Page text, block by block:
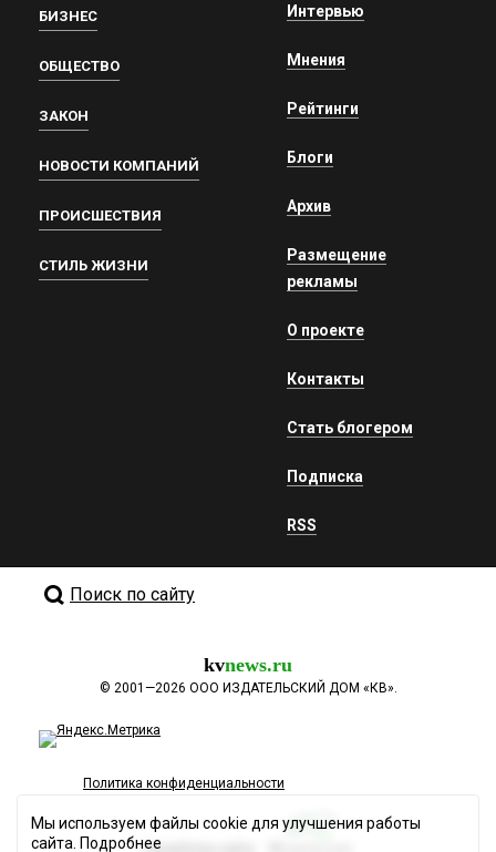
БИЗНЕС
ОБЩЕСТВО
ЗАКОН
НОВОСТИ КОМПАНИЙ
ПРОИСШЕСТВИЯ
СТИЛЬ ЖИЗНИ
Интервью
Мнения
Рейтинги
Блоги
Архив
Размещение
рекламы
О проекте
Контакты
Стать блогером
Подписка
RSS
Поиск по сайту
kvnews.ru
© 2001—2026 ООО ИЗДАТЕЛЬСКИЙ ДОМ «КВ».
Политика конфиденциальности
Разработка сайта
Мы используем файлы cookie для улучшения работы
сайта. Подробнее